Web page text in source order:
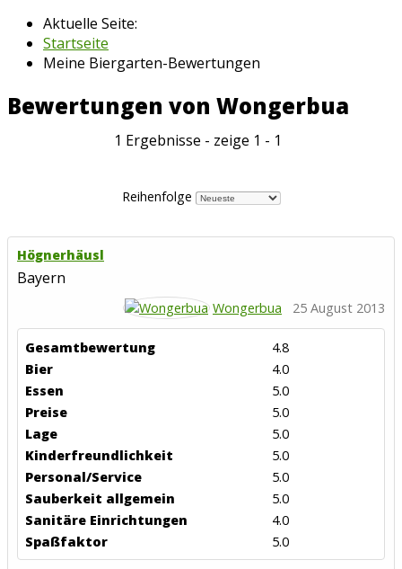
Aktuelle Seite:
Startseite
Meine Biergarten-Bewertungen
Bewertungen von Wongerbua
1 Ergebnisse - zeige 1 - 1
Reihenfolge
Högnerhäusl
Bayern
Wongerbua 25 August 2013
Gesamtbewertung
4.8
Bier
4.0
Essen
5.0
Preise
5.0
Lage
5.0
Kinderfreundlichkeit
5.0
Personal/Service
5.0
Sauberkeit allgemein
5.0
Sanitäre Einrichtungen
4.0
Spaßfaktor
5.0